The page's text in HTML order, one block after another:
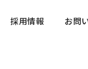
採用情報
お問